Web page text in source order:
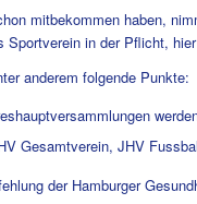
mitbekommen haben,
Sportverein in der Pflicht,
anderem folgende Punkte:
Gesamtverein, JHV
der Hamburger